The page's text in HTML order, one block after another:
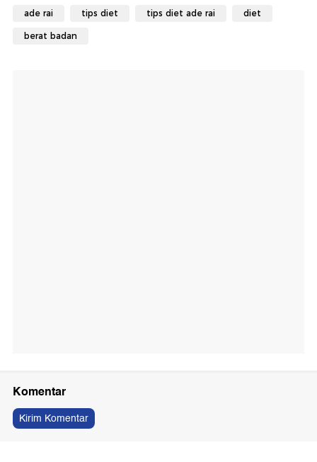
ade rai tips diet tips diet ade rai diet
berat badan
Komentar
Kirim Komentar